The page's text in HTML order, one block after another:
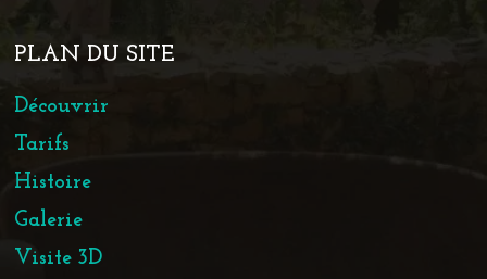
PLAN DU SITE
Découvrir
Tarifs
Histoire
Galerie
Visite 3D